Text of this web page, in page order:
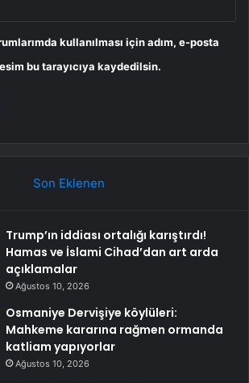
kullanılması için adım, e-posta
bu tarayıcıya kaydedilsin.
Son Eklenen
Trump’ın iddiası ortalığı karıştırdı!
Hamas ve İslami Cihad’dan art arda
açıklamalar
Ağustos 10, 2026
Osmaniye Dervişiye köylüleri:
Mahkeme kararına rağmen ormanda
katliam yapıyorlar
Ağustos 10, 2026